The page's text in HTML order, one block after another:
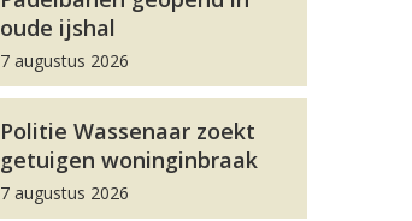
oude ijshal
7 augustus 2026
Politie Wassenaar zoekt
getuigen woninginbraak
7 augustus 2026